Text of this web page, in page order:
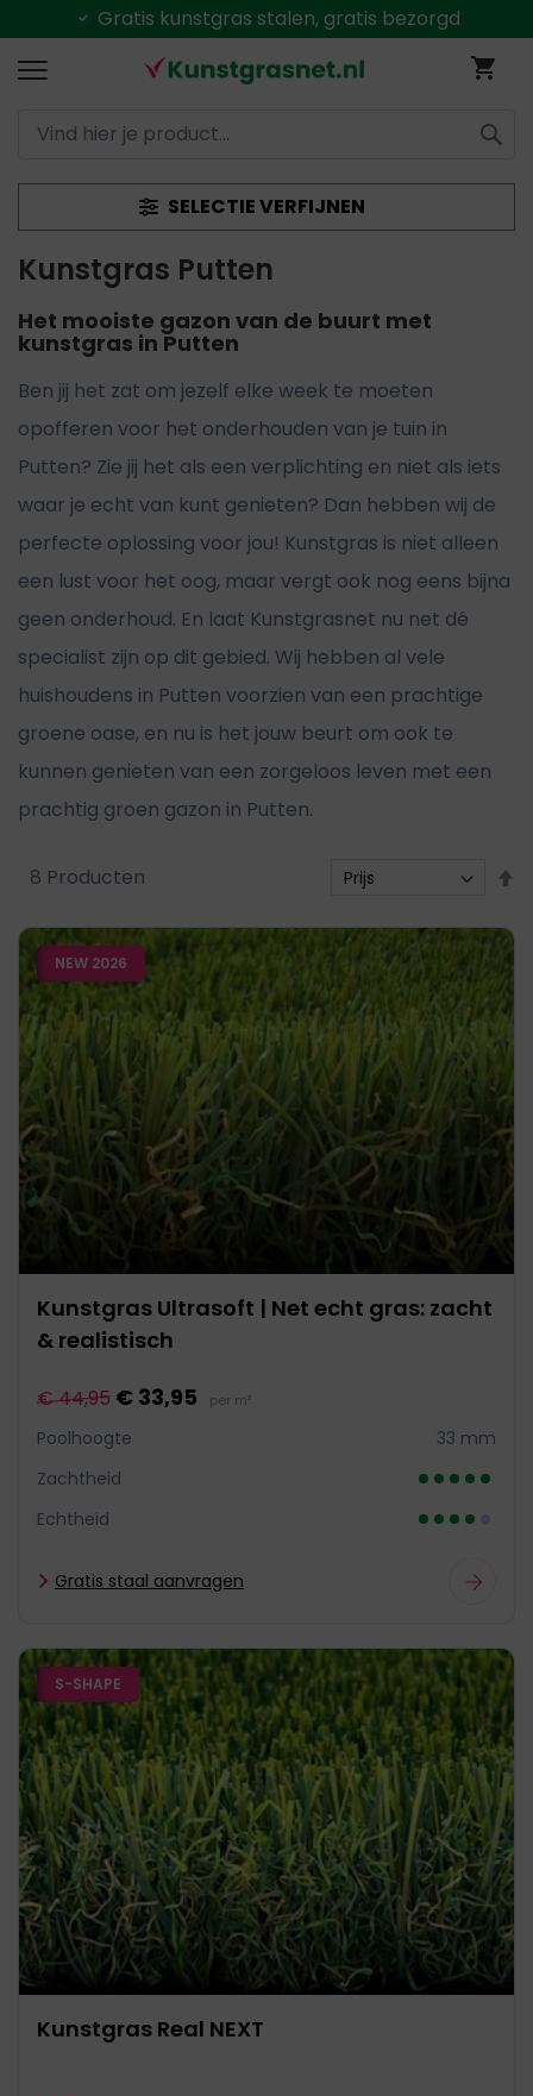
stalen, gratis bezorgd
ZOEK
SELECTIE VERFIJNEN
Kunstgras Putten
Het mooiste gazon van de buurt met
kunstgras in Putten
Ben jij het zat om jezelf elke week te moeten
opofferen voor het onderhouden van je tuin in
Putten? Zie jij het als een verplichting en niet als iets
waar je echt van kunt genieten? Dan hebben wij de
perfecte oplossing voor jou! Kunstgras is niet alleen
een lust voor het oog, maar vergt ook nog eens bijna
geen onderhoud. En laat Kunstgrasnet nu net dé
specialist zijn op dit gebied. Wij hebben al vele
huishoudens in Putten voorzien van een prachtige
groene oase, en nu is het jouw beurt om ook te
kunnen genieten van een zorgeloos leven met een
prachtig groen gazon in Putten.
8 Producten
NEW 2026
Kunstgras Ultrasoft | Net echt gras: zacht
& realistisch
€ 44,95 € 33,95 per m²
Poolhoogte
33 mm
Zachtheid
Echtheid
Gratis staal aanvragen
S-SHAPE
Kunstgras Real NEXT